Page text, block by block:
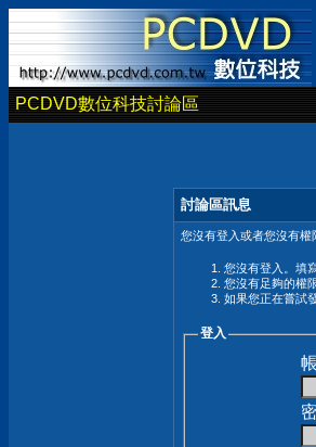
PCDVD數位科技討論區
討論區訊息
您沒有登入或者您沒有
您沒有登入。填
您沒有足夠的權
如果您正在嘗試
登入